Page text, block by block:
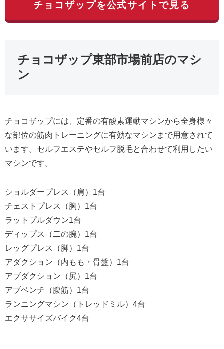
チョコザップを公式サイトで見る
チョコザップ東部市場前店のマシ
ン
チョコザップには、定番の有酸素運動マシンから全身様々
な部位の筋肉トレーニングに有効なマシンまで用意されて
います。セルフエステやセルフ脱毛と合わせて利用したい
マシンです。
ショルダープレス（肩）1台
チェストプレス（胸）1台
ラットプルダウン1台
ディップス（二の腕）1台
レッグプレス（脚）1台
アダクション（内もも・骨盤）1台
アブダクション（尻）1台
アブベンチ（腹筋）1台
ランニングマシン（トレッドミル）4台
エクササイズバイク4台